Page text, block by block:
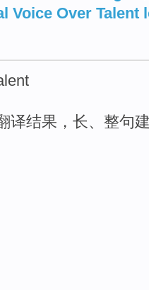
Voice Over Talent
译结果，长、整句